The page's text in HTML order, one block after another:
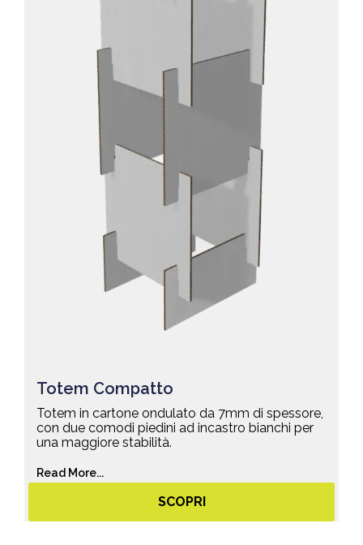
Totem Compatto
Totem in cartone ondulato da 7mm di spessore,
con due comodi piedini ad incastro bianchi per
una maggiore stabilità.
Read More...
SCOPRI